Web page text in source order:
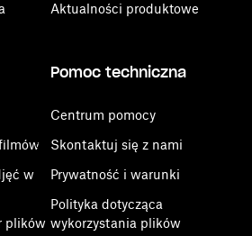
Aktualności produktowe
w
plików
Pomoc techniczna
Centrum pomocy
Skontaktuj się z nami
Prywatność i warunki
Polityka dotycząca
wykorzystania plików